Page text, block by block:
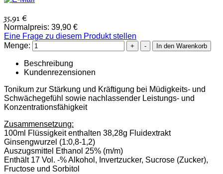
35,91 €
Normalpreis: 39,90 €
Eine Frage zu diesem Produkt stellen
Menge:
Beschreibung
Kundenrezensionen
Tonikum zur Stärkung und Kräftigung bei Müdigkeits- und
Schwächegefühl sowie nachlassender Leistungs- und
Konzentrationsfähigkeit
Zusammensetzung:
100ml Flüssigkeit enthalten 38,28g Fluidextrakt
Ginsengwurzel (1:0,8-1,2)
Auszugsmittel Ethanol 25% (m/m)
Enthält 17 Vol. -% Alkohol, Invertzucker, Sucrose (Zucker),
Fructose und Sorbitol